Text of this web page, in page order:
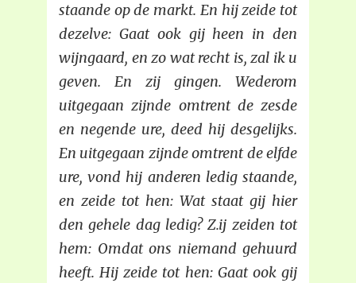
staande op de markt. En hij zeide tot
dezelve: Gaat ook gij heen in den
wijngaard, en zo wat recht is, zal ik u
geven. En zij gingen. Wederom
uitgegaan zijnde omtrent de zesde
en negende ure, deed hij desgelijks.
En uitgegaan zijnde omtrent de elfde
ure, vond hij anderen ledig staande,
en zeide tot hen: Wat staat gij hier
den gehele dag ledig? Z.ij zeiden tot
hem: Omdat ons niemand gehuurd
heeft. Hij zeide tot hen: Gaat ook gij